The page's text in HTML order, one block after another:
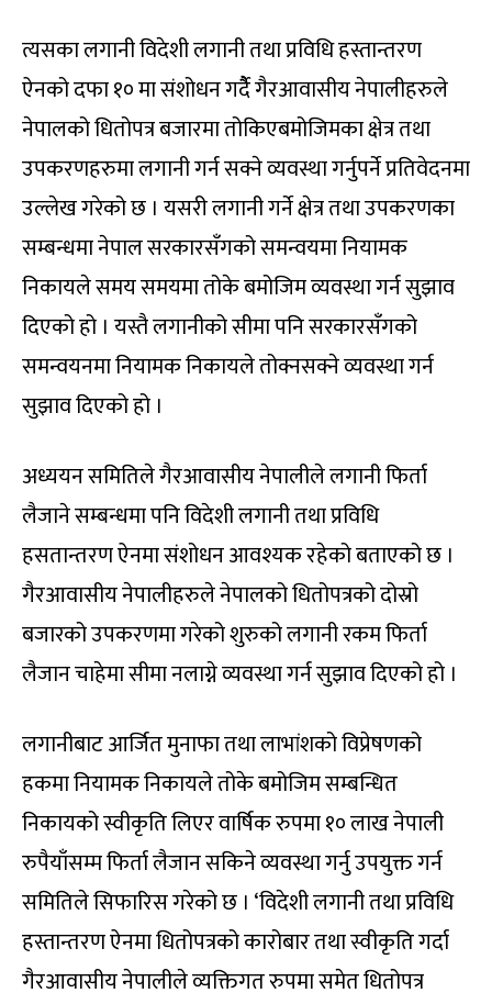
त्यसका लगानी विदेशी लगानी तथा प्रविधि हस्तान्तरण
ऐनको दफा १० मा संशोधन गर्दैै गैरआवासीय नेपालीहरुले
नेपालको धितोपत्र बजारमा तोकिएबमोजिमका क्षेत्र तथा
उपकरणहरुमा लगानी गर्न सक्ने व्यवस्था गर्नुपर्ने प्रतिवेदनमा
उल्लेख गरेको छ । यसरी लगानी गर्ने क्षेत्र तथा उपकरणका
सम्बन्धमा नेपाल सरकारसँगको समन्वयमा नियामक
निकायले समय समयमा तोके बमोजिम व्यवस्था गर्न सुझाव
दिएको हो । यस्तै लगानीको सीमा पनि सरकारसँगको
समन्वयनमा नियामक निकायले तोक्नसक्ने व्यवस्था गर्न
सुझाव दिएको हो ।
अध्ययन समितिले गैरआवासीय नेपालीले लगानी फिर्ता
लैजाने सम्बन्धमा पनि विदेशी लगानी तथा प्रविधि
हसतान्तरण ऐनमा संशोधन आवश्यक रहेको बताएको छ ।
गैरआवासीय नेपालीहरुले नेपालको धितोपत्रको दोस्रो
बजारको उपकरणमा गरेको शुरुको लगानी रकम फिर्ता
लैजान चाहेमा सीमा नलाग्ने व्यवस्था गर्न सुझाव दिएको हो ।
लगानीबाट आर्जित मुनाफा तथा लाभांशको विप्रेषणको
हकमा नियामक निकायले तोके बमोजिम सम्बन्धित
निकायको स्वीकृति लिएर वार्षिक रुपमा १० लाख नेपाली
रुपैयाँसम्म फिर्ता लैजान सकिने व्यवस्था गर्नु उपयुक्त गर्न
समितिले सिफारिस गरेको छ । ‘विदेशी लगानी तथा प्रविधि
हस्तान्तरण ऐनमा धितोपत्रको कारोबार तथा स्वीकृति गर्दा
गैरआवासीय नेपालीले व्यक्तिगत रुपमा समेत धितोपत्र